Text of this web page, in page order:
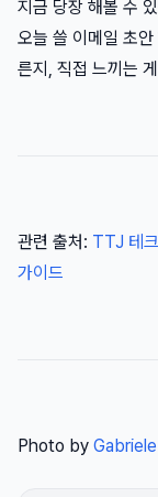
지금 당장 해볼 수
오늘 쓸 이메일 초
른지, 직접 느끼는
관련 출처: TTJ 테
가이드
Photo by